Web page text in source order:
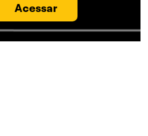
Acessar